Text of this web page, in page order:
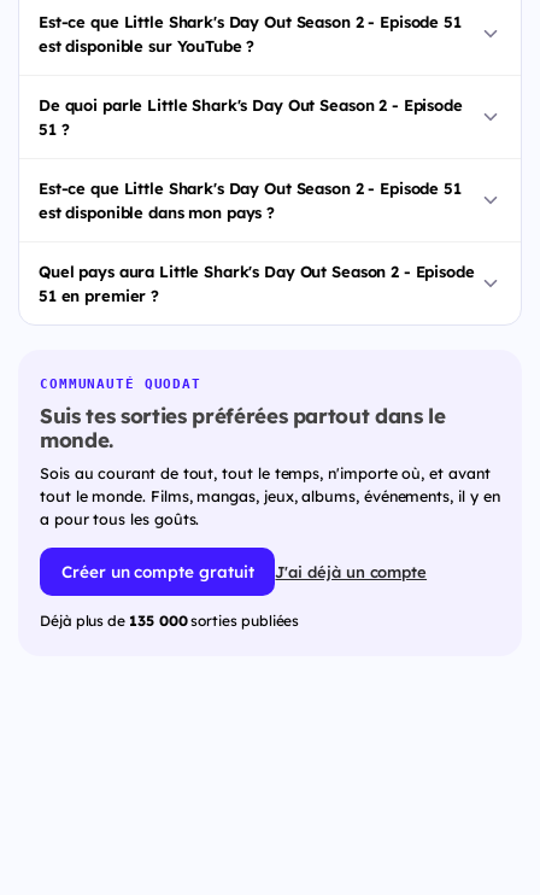
Est-ce que Little Shark's Day Out Season 2 - Episode 51
est disponible sur YouTube ?
De quoi parle Little Shark's Day Out Season 2 - Episode
51 ?
Est-ce que Little Shark's Day Out Season 2 - Episode 51
est disponible dans mon pays ?
Quel pays aura Little Shark's Day Out Season 2 - Episode
51 en premier ?
COMMUNAUTÉ QUODAT
Suis tes sorties préférées partout dans le
monde.
Sois au courant de tout, tout le temps, n'importe où, et avant
tout le monde. Films, mangas, jeux, albums, événements, il y en
a pour tous les goûts.
Créer un compte gratuit J'ai déjà un compte
Déjà plus de 135 000sorties publiées